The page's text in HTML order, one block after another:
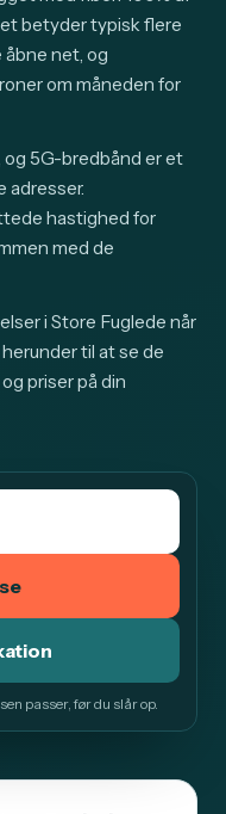
betyder typisk flere
åbne net, og
om måneden for
5G-bredbånd er et
adresser.
hastighed for
med de
i Store Fuglede når
til at se de
priser på din
passer, før du slår op.